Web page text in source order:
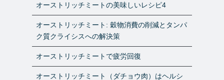
オーストリッチミートの美味しいレシピ4
オーストリッチミート: 穀物消費の削減とタンパ
ク質クライシスへの解決策
オーストリッチミートで疲労回復
オーストリッチミート（ダチョウ肉）はヘルシ